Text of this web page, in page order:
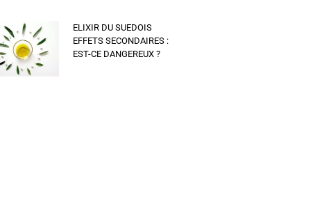
ELIXIR DU SUEDOIS
EFFETS SECONDAIRES :
EST-CE DANGEREUX ?